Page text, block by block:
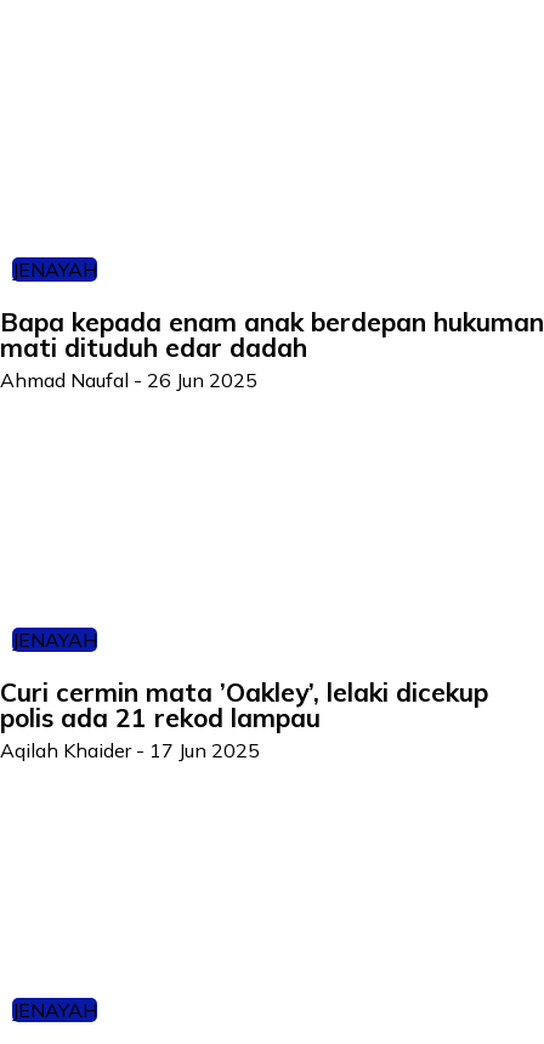
JENAYAH
Bapa kepada enam anak berdepan hukuman
mati dituduh edar dadah
Ahmad Naufal - 26 Jun 2025
JENAYAH
Curi cermin mata ’Oakley’, lelaki dicekup
polis ada 21 rekod lampau
Aqilah Khaider - 17 Jun 2025
JENAYAH